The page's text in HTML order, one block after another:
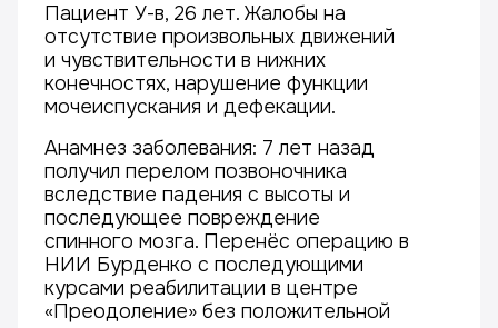
Пациент У-в, 26 лет. Жалобы на
отсутствие произвольных движений
и чувствительности в нижних
конечностях, нарушение функции
мочеиспускания и дефекации.
Анамнез заболевания: 7 лет назад
получил перелом позвоночника
вследствие падения с высоты и
последующее повреждение
спинного мозга. Перенёс операцию в
НИИ Бурденко с последующими
курсами реабилитации в центре
«Преодоление» без положительной